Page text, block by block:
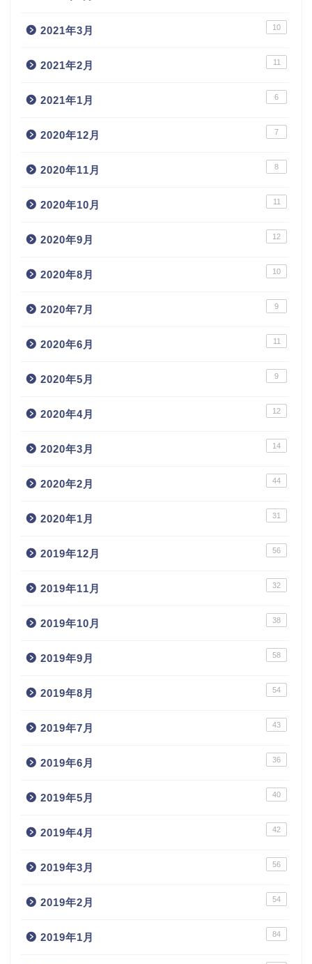
2021年3月 10
2021年2月 11
2021年1月 6
2020年12月 7
2020年11月 8
2020年10月 11
2020年9月 12
2020年8月 10
2020年7月 9
2020年6月 11
2020年5月 9
2020年4月 12
2020年3月 14
2020年2月 44
2020年1月 31
2019年12月 56
2019年11月 32
2019年10月 38
2019年9月 58
2019年8月 54
2019年7月 43
2019年6月 36
2019年5月 40
2019年4月 42
2019年3月 56
2019年2月 54
2019年1月 84